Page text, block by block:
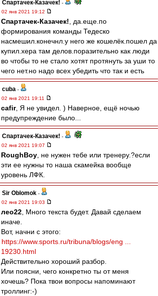
Спартачек-Казачек! -
02 янв 2021 19:12
Спартачек-Казачек! , да.еще.по
формирования команды Тедеско
насмешил.конечнл.у него же кошелёк.пошел да
купил.хера там делов.поразительно как люди
во чтобы то не стало хотят протянуть за уши то
чего нет.но надо всех убедить что так и есть
cuba -
02 янв 2021 19:11
cafir, Я не увидел. ) Наверное, ещё ночью
предупреждение было...
Спартачек-Казачек! -
02 янв 2021 19:07
RoughBoy , не нужен тебе или тренеру.?если
эти ее нужны то наша скамейка вообще
уровень ЛФК.
Sir Oblomok -
02 янв 2021 19:03
лео22 , Много текста будет. Давай сделаем
иначе.
Вот, начни с этого:
https://www.sports.ru/tribuna/blogs/eng ...
19230.html
Действительно хороший разбор.
Или поясни, чего конкретно ты от меня
хочешь? Пока твои вопросы напоминают
троллинг:-)